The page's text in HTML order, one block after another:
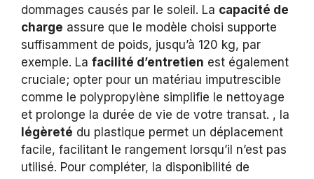
dommages causés par le soleil. La capacité de
charge assure que le modèle choisi supporte
suffisamment de poids, jusqu’à 120 kg, par
exemple. La facilité d’entretien est également
cruciale; opter pour un matériau imputrescible
comme le polypropylène simplifie le nettoyage
et prolonge la durée de vie de votre transat. , la
légèreté du plastique permet un déplacement
facile, facilitant le rangement lorsqu’il n’est pas
utilisé. Pour compléter, la disponibilité de